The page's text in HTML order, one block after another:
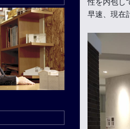
性を内包し
早速、現在